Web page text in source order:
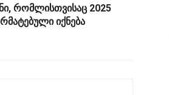
რომლისთვისაც 2025
იქნება